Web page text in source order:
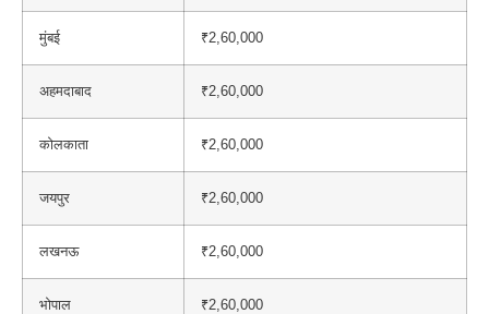
मुंबई ₹2,60,000
अहमदाबाद ₹2,60,000
कोलकाता ₹2,60,000
जयपुर ₹2,60,000
लखनऊ ₹2,60,000
भोपाल ₹2,60,000